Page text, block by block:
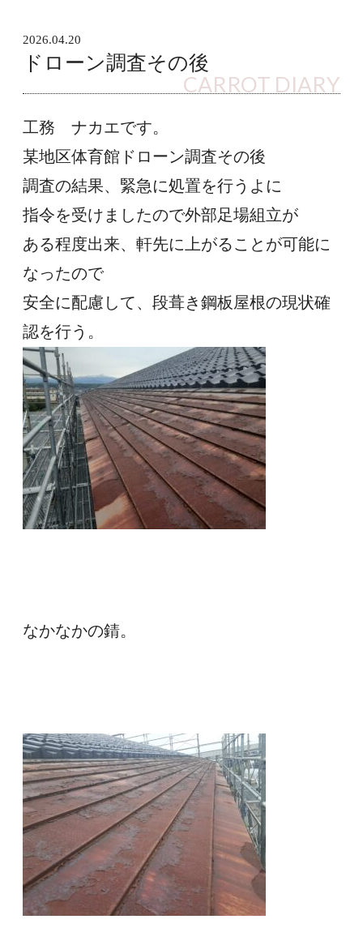
2026.04.20
ドローン調査その後
CARROT DIARY
工務　ナカエです。
某地区体育館ドローン調査その後
調査の結果、緊急に処置を行うよに
指令を受けましたので外部足場組立が
ある程度出来、軒先に上がることが可能に
なったので
安全に配慮して、段葺き鋼板屋根の現状確
認を行う。
なかなかの錆。